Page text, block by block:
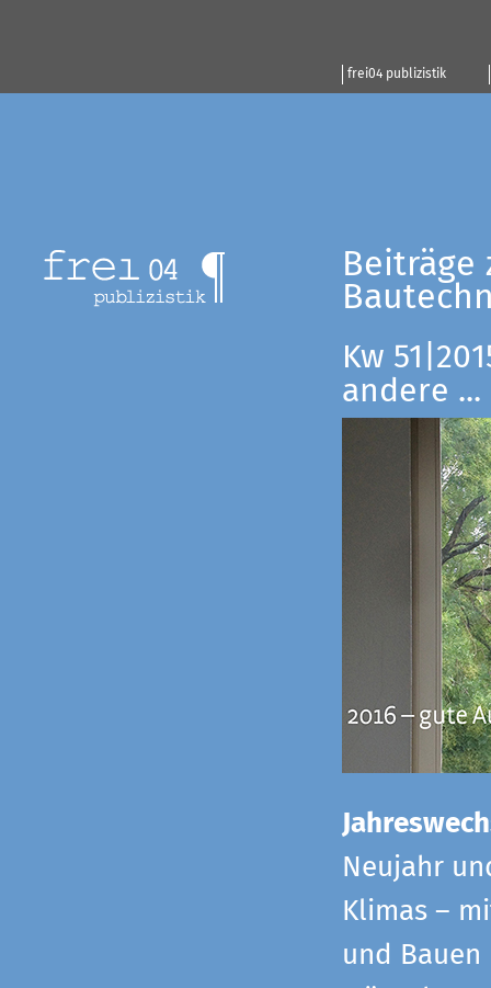
frei04 publizistik
Beiträge
Kw
andere ...
Neujahr
Klimas –
und